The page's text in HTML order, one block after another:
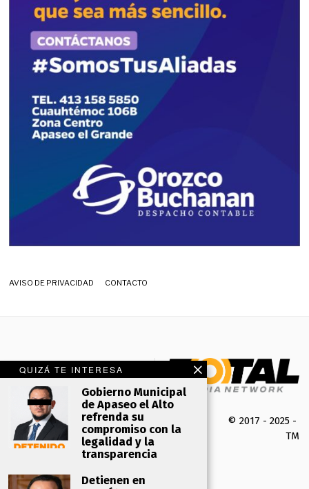
AVISO DE PRIVACIDAD CONTACTO
QUIZÁ TE INTERESA
Gobierno Municipal
de Apaseo el Alto
refrenda su
compromiso con la
legalidad y la
transparencia
Detienen en
© 2017 - 2025 -